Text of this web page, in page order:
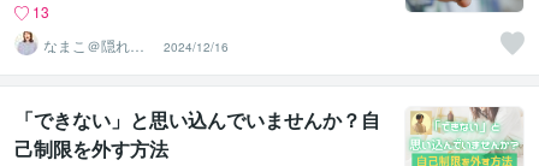
13
なまこ＠隠れ陰
キャお姉さん
2024/12/16
「できない」と思い込んでいませんか？自
己制限を外す方法